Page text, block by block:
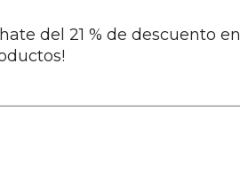
del 21 % de descuento en